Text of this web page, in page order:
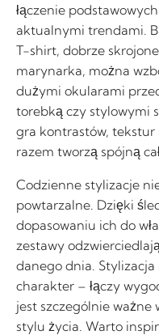
łączenie
aktualnymi trendami.
T-shirt, dobrze
marynarka, można
dużymi okularami
torebką czy stylowymi
gra kontrastów, tekstur
razem tworzą spójną
Codzienne stylizacje
powtarzalne. Dzięki
dopasowaniu ich do
zestawy
danego dnia.
charakter – łączy
jest szczególnie
stylu życia. Warto